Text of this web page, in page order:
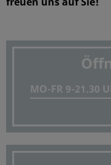
MO-FR 9-21.30